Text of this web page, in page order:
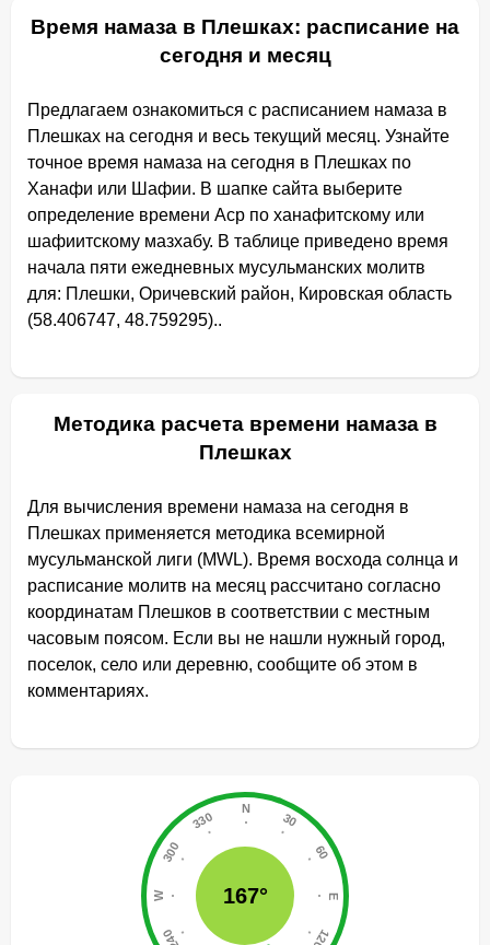
Время намаза в Плешках: расписание на
сегодня и месяц
Предлагаем ознакомиться с расписанием намаза в
Плешках на сегодня и весь текущий месяц. Узнайте
точное время намаза на сегодня в Плешках по
Ханафи или Шафии. В шапке сайта выберите
определение времени Аср по ханафитскому или
шафиитскому мазхабу. В таблице приведено время
начала пяти ежедневных мусульманских молитв
для: Плешки, Оричевский район, Кировская область
(58.406747, 48.759295)..
Методика расчета времени намаза в
Плешках
Для вычисления времени намаза на сегодня в
Плешках применяется методика всемирной
мусульманской лиги (MWL). Время восхода солнца и
расписание молитв на месяц рассчитано согласно
координатам Плешков в соответствии с местным
часовым поясом. Если вы не нашли нужный город,
поселок, село или деревню, сообщите об этом в
комментариях.
167°